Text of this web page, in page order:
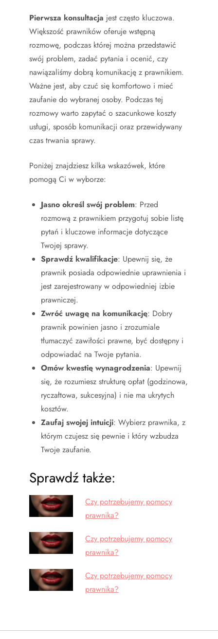
Pierwsza konsultacja jest często kluczowa.
Większość prawników oferuje wstępną
rozmowę, podczas której można przedstawić
swój problem, zadać pytania i ocenić, czy
nawiązaliśmy dobrą komunikację z prawnikiem.
Ważne jest, aby czuć się komfortowo i mieć
zaufanie do wybranej osoby. Podczas tej
rozmowy warto zapytać o szacunkowe koszty
usługi, sposób komunikacji oraz przewidywany
czas trwania sprawy.
Poniżej znajdziesz kilka wskazówek, które
pomogą Ci w wyborze:
Jasno określ swój problem: Przed
rozmową z prawnikiem przygotuj sobie listę
pytań i kluczowe informacje dotyczące
Twojej sprawy.
Sprawdź kwalifikacje: Upewnij się, że
prawnik posiada odpowiednie uprawnienia i
jest zarejestrowany w odpowiedniej izbie
prawniczej.
Zwróć uwagę na komunikację: Dobry
prawnik powinien jasno i zrozumiale
tłumaczyć zawiłości prawne, być dostępny i
odpowiadać na Twoje pytania.
Omów kwestię wynagrodzenia: Upewnij
się, że rozumiesz strukturę opłat (godzinowa,
ryczałtowa, sukcesyjna) i nie ma ukrytych
kosztów.
Zaufaj swojej intuicji: Wybierz prawnika, z
którym czujesz się pewnie i który wzbudza
Twoje zaufanie.
Sprawdź także:
Czy potrzebujemy pomocy
prawnika?
Czy potrzebujemy pomocy
prawnika?
Czy potrzebujemy pomocy
prawnika?